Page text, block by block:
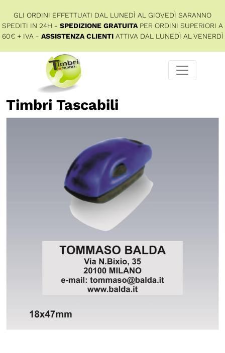
GLI ORDINI EFFETTUATI DAL LUNEDÌ AL GIOVEDÌ SARANNO
SPEDITI IN 24H - SPEDIZIONE GRATUITA PER ORDINI SUPERIORI A
60€ + IVA - ASSISTENZA CLIENTIATTIVA DAL LUNEDÌ AL VENERDÌ
Timbri Tascabili